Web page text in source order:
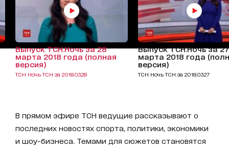
Выпуск ТСН.Ночь за 28
марта 2018 года (полная
версия)
ТСН Ночь ТСН за 2018.03.28
Выпуск ТСН.Ночь за 27
марта 2018 года
версия)
ТСН Ночь ТСН за 2018.03.27
В прямом эфире ТСН ведущие рассказывают о
последних новостях спорта, политики, экономики
и шоу-бизнеса. Темами для сюжетов становятся